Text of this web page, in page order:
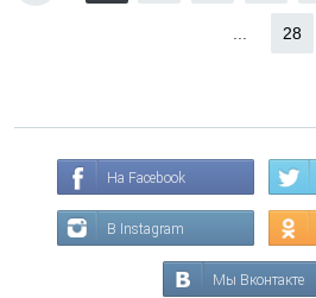
28
На Facebook
В Instagram
Мы Вконтакте